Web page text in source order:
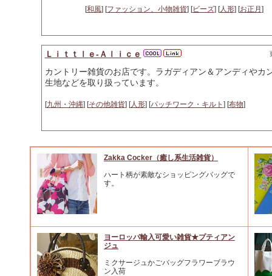
[和風] [ファッション、小物雑貨] [ビーズ] [人形] [お正月 ]
Ｌｉｔｔｌｅ-Ａｌｉｃｅ
カントリー雑貨のお店です。ラガディアン＆アンディや
生地などを取り扱っています。
[九州・沖縄] [その他雑貨] [人形] [パッチワーク・キルト ] [布物]
Zakka Cocker（癒し系生活雑貨）
ハート柄が素敵なショッピングバッグで
す。
ヨーロッパ輸入可愛い雑貨★プティアン
ジュ
ミクサージュかごバッグフラワーブラウ
ン入荷